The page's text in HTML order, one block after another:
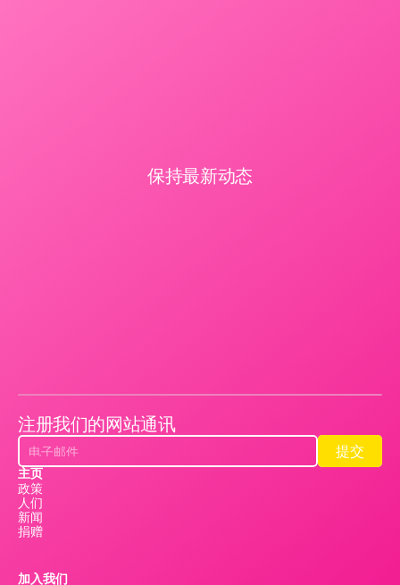
保持最新动态
注册我们的网站通讯
提交
提交
主页
政策
人们
新闻
捐赠
加入我们